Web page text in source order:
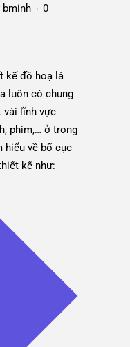
bminh
0
kế đồ hoạ là
luôn có chung
vài lĩnh vực
phim,… ở trong
hiểu về bố cục
kế như: